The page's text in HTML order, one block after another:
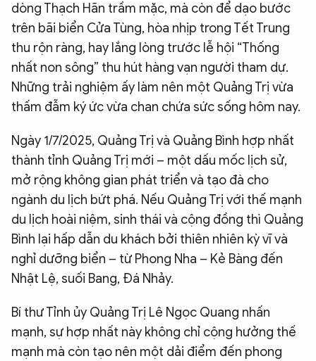
dòng Thạch Hãn trầm mặc, mà còn để dạo bước
trên bãi biển Cửa Tùng, hòa nhịp trong Tết Trung
thu rộn ràng, hay lắng lòng trước lễ hội “Thống
nhất non sông” thu hút hàng vạn người tham dự.
Những trải nghiệm ấy làm nên một Quảng Trị vừa
thấm đẫm ký ức vừa chan chứa sức sống hôm nay.
Ngày 1/7/2025, Quảng Trị và Quảng Bình hợp nhất
thành tỉnh Quảng Trị mới – một dấu mốc lịch sử,
mở rộng không gian phát triển và tạo đà cho
ngành du lịch bứt phá. Nếu Quảng Trị với thế mạnh
du lịch hoài niệm, sinh thái và cộng đồng thì Quảng
Bình lại hấp dẫn du khách bởi thiên nhiên kỳ vĩ và
nghỉ dưỡng biển – từ Phong Nha – Kẻ Bàng đến
Nhật Lệ, suối Bang, Đá Nhảy.
Bí thư Tỉnh ủy Quảng Trị Lê Ngọc Quang nhấn
mạnh, sự hợp nhất này không chỉ cộng hưởng thế
mạnh mà còn tạo nên một dải điểm đến phong